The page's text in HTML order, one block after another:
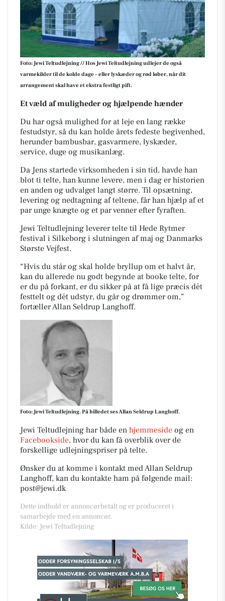
Foto: Jewi Teltudlejning // Hos Jewi Teltudlejning udlejer de også
varmekilder til de kolde dage – eller lyskæder og rød løber, når dit
arrangement skal have et ekstra festligt pift.
Et væld af muligheder og hjælpende hænder
Du har også mulighed for at leje en lang række
festudstyr, så du kan holde årets fedeste begivenhed,
herunder bambusbar, gasvarmere, lyskæder,
service, duge og musikanlæg.
Da Jens startede virksomheden i sin tid, havde han
blot ti telte, han kunne levere, men i dag er historien
en anden og udvalget langt større. Til opsætning,
levering og nedtagning af teltene, får han hjælp af et
par unge knægte og et par venner efter fyraften.
Jewi Teltudlejning leverer telte til Hede Rytmer
festival i Silkeborg i slutningen af maj og Danmarks
Største Vejfest.
“Hvis du står og skal holde bryllup om et halvt år,
kan du allerede nu godt begynde at booke telte, for
er du på forkant, er du sikker på at få lige præcis dét
festtelt og dét udstyr, du går og drømmer om,”
fortæller Allan Seldrup Langhoff.
Foto: Jewi Teltudlejning. På billedet ses Allan Seldrup Langhoff.
Jewi Teltudlejning har både en hjemmeside og en
Facebookside, hvor du kan få overblik over de
forskellige udlejningspriser på telte.
Ønsker du at komme i kontakt med Allan Seldrup
Langhoff, kan du kontakte ham på følgende mail:
post@jewi.dk
Dette indhold er annoncørbetalt og er produceret i
samarbejde med en annoncør.
Kilde: Jewi Teltudlejning